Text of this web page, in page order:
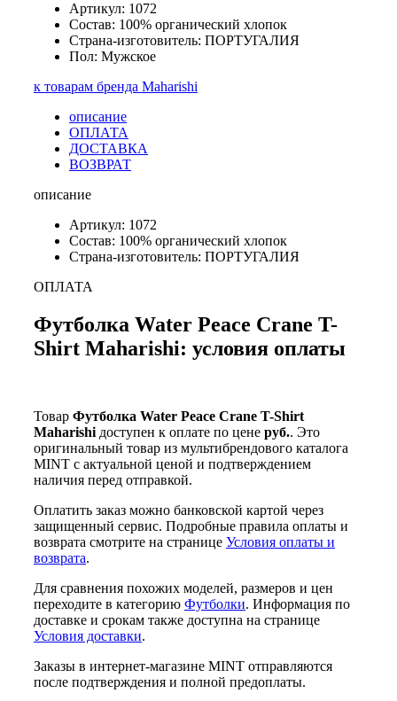
Артикул: 1072
Состав: 100% органический хлопок
Страна-изготовитель: ПОРТУГАЛИЯ
Пол: Мужское
к товарам бренда Maharishi
описание
ОПЛАТА
ДОСТАВКА
ВОЗВРАТ
описание
Артикул: 1072
Состав: 100% органический хлопок
Страна-изготовитель: ПОРТУГАЛИЯ
ОПЛАТА
Футболка Water Peace Crane T-
Shirt Maharishi: условия оплаты
Товар Футболка Water Peace Crane T-Shirt
Maharishi доступен к оплате по цене руб.. Это
оригинальный товар из мультибрендового каталога
MINT с актуальной ценой и подтверждением
наличия перед отправкой.
Оплатить заказ можно банковской картой через
защищенный сервис. Подробные правила оплаты и
возврата смотрите на странице Условия оплаты и
возврата.
Для сравнения похожих моделей, размеров и цен
переходите в категорию Футболки. Информация по
доставке и срокам также доступна на странице
Условия доставки.
Заказы в интернет-магазине MINT отправляются
после подтверждения и полной предоплаты.